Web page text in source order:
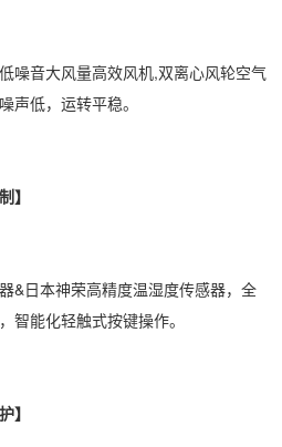
音大风量高效风机,双离心风轮空气
声低，运转平稳。
】
日本神荣高精度温湿度传感器，全
智能化轻触式按键操作。
】